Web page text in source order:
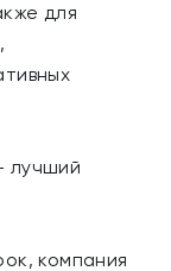
для
лучший
компания